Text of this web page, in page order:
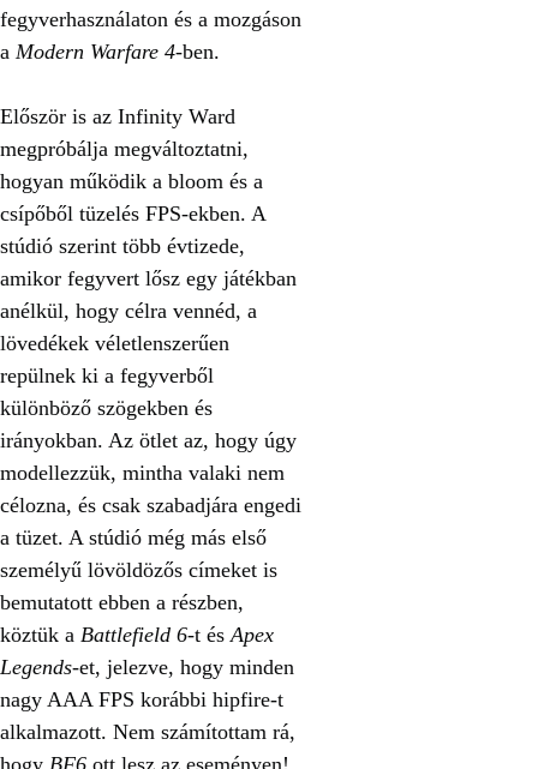
fegyverhasználaton és a mozgáson
a Modern Warfare 4-ben.
Először is az Infinity Ward
megpróbálja megváltoztatni,
hogyan működik a bloom és a
csípőből tüzelés FPS-ekben. A
stúdió szerint több évtizede,
amikor fegyvert lősz egy játékban
anélkül, hogy célra vennéd, a
lövedékek véletlenszerűen
repülnek ki a fegyverből
különböző szögekben és
irányokban. Az ötlet az, hogy úgy
modellezzük, mintha valaki nem
célozna, és csak szabadjára engedi
a tüzet. A stúdió még más első
személyű lövöldözős címeket is
bemutatott ebben a részben,
köztük a Battlefield 6-t és Apex
Legends-et, jelezve, hogy minden
nagy AAA FPS korábbi hipfire-t
alkalmazott. Nem számítottam rá,
hogy BF6 ott lesz az eseményen!